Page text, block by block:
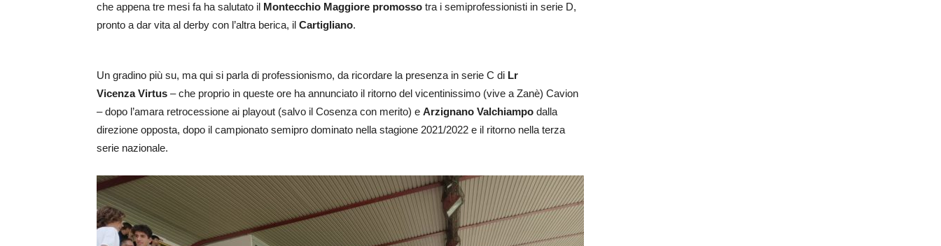
che appena tre mesi fa ha salutato il Montecchio Maggiore promosso tra i semiprofessionisti in serie D,
pronto a dar vita al derby con l’altra berica, il Cartigliano.
Un gradino più su, ma qui si parla di professionismo, da ricordare la presenza in serie C di Lr
Vicenza Virtus – che proprio in queste ore ha annunciato il ritorno del vicentinissimo (vive a Zanè) Cavion
– dopo l’amara retrocessione ai playout (salvo il Cosenza con merito) e Arzignano Valchiampo dalla
direzione opposta, dopo il campionato semipro dominato nella stagione 2021/2022 e il ritorno nella terza
serie nazionale.